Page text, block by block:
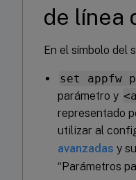
de línea
En el símbolo del
set appfw
parámetro y
representado
utilizar al
avanzadas y
“Parámetros